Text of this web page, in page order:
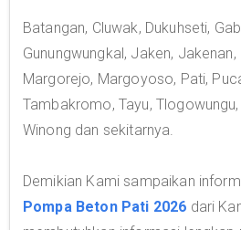
Batangan, Cluwak, Dukuhseti,
Gunungwungkal, Jaken,
Margorejo, Margoyoso, Pati,
Tambakromo, Tayu,
Winong dan sekitarnya.
Demikian Kami sampaikan
Pompa Beton Pati 2026 dari